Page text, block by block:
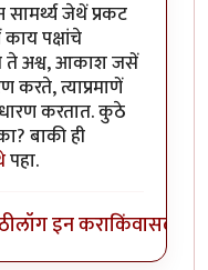
सामर्थ्य जेथें प्रकट
पक्षांचे
ते अश्व, आकाश जसें
करते, त्याप्रमाणें
करतात. कुठे
बाकी ही
पहा.
लॉग इन कराकिंवासदस्य